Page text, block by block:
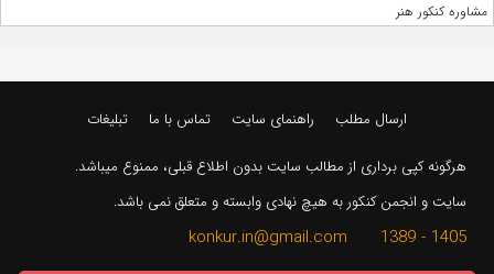
مشاوره کنکور هنر
ارسال مطلب راهنمای سایت تماس با ما تبلیغات
هرگونه کپی برداری از مطالب سایت بدون اطلاع قبلی، ممنوع میباشد.
سایت و انجمن کنکور به هیچ نهادی وابسته و متعلق نمی باشد.
1405 - 1389 konkur.in@gmail.com